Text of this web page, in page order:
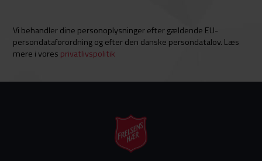
Vi behandler dine personoplysninger efter gældende EU-
persondataforordning og efter den danske persondatalov. Læs
mere i vores privatlivspolitik